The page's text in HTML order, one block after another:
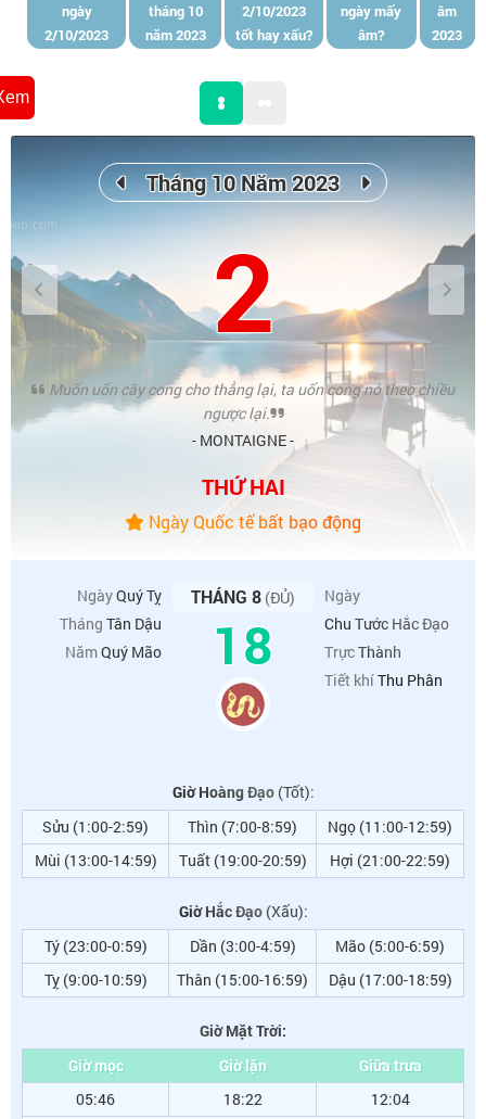
ngày
2/10/2023
tháng 10
năm 2023
2/10/2023
tốt hay xấu?
ngày mấy
âm?
âm
2023
Tháng 10 Năm 2023
2
Muốn uốn cây cong cho thẳng lại, ta uốn cong nó theo chiều
ngược lại.
- MONTAIGNE -
THỨ HAI
Ngày Quốc tế bất bạo động
NgàyQuý Tỵ
ThángTân Dậu
NămQuý Mão
THÁNG 8(ĐỦ)
18
Ngày
Chu Tước Hắc Đạo
TrựcThành
Tiết khíThu Phân
Giờ Hoàng Đạo(Tốt):
Sửu (1:00-2:59)
Thìn (7:00-8:59)
Ngọ (11:00-12:59)
Mùi (13:00-14:59)
Tuất (19:00-20:59) Hợi (21:00-22:59)
Giờ Hắc Đạo(Xấu):
Tý (23:00-0:59)
Dần (3:00-4:59)
Mão (5:00-6:59)
Tỵ (9:00-10:59)
Thân (15:00-16:59) Dậu (17:00-18:59)
Giờ Mặt Trời:
Giờ mọc
Giờ lặn
Giữa trưa
05:46
18:22
12:04